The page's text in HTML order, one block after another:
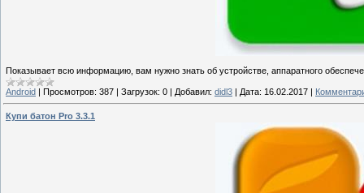
Показывает всю информацию, вам нужно знать об устройстве, аппаратного
Android | Просмотров: 387 | Загрузок: 0 | Добавил: didl3 | Дата: 16.02.2017 |
Купи батон Pro 3.3.1